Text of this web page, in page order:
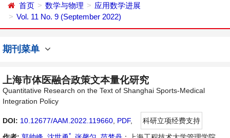
首页 数学与物理
应用数学进展
Vol. 11 No. 9 (September 2022)
期刊菜单
上海市体医融合政策文本量化研究
Quantitative Research on the Text of Shanghai Sports-Medical
Integration Policy
DOI: 10.12677/AAM.2022.119660 PDF,
科研立项经费支持
*